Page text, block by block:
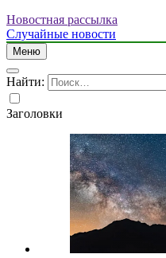
Новостная рассылка
Случайные новости
Меню
Найти:
Заголовки